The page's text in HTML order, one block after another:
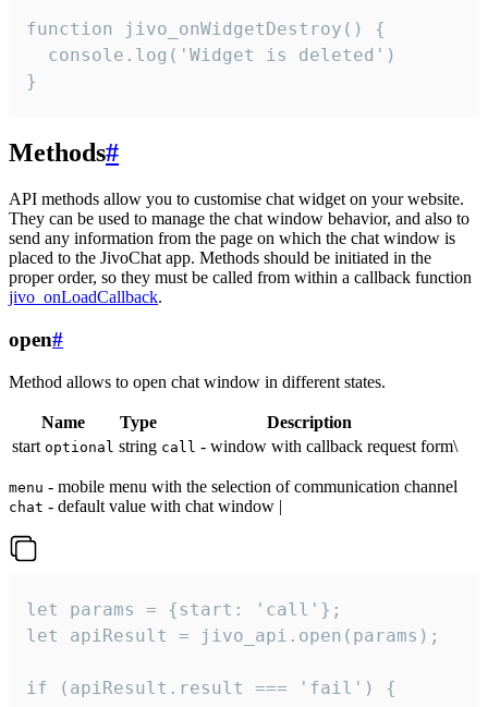
function jivo_onWidgetDestroy() {
  console.log('Widget is deleted')
}
Methods#
API methods allow you to customise chat widget on your website.
They can be used to manage the chat window behavior, and also to
send any information from the page on which the chat window is
placed to the JivoChat app. Methods should be initiated in the
proper order, so they must be called from within a callback function
jivo_onLoadCallback.
open#
Method allows to open chat window in different states.
Name Type
Description
start optional string call - window with callback request form\
menu - mobile menu with the selection of communication channel
chat - default value with chat window |
let params = {start: 'call'};
let apiResult = jivo_api.open(params);
if (apiResult.result === 'fail') {